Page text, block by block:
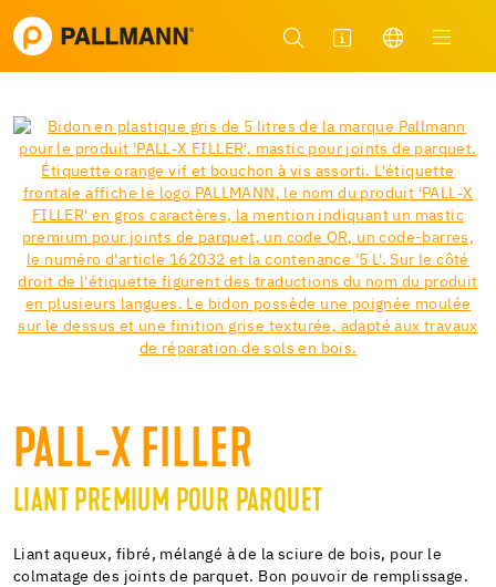
PALL-X FILLER
LIANT PREMIUM POUR PARQUET
Liant aqueux, fibré, mélangé à de la sciure de bois, pour le
colmatage des joints de parquet. Bon pouvoir de remplissage.